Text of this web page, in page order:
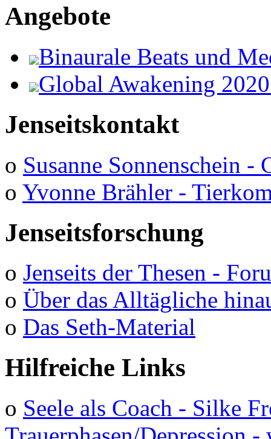
Angebote
Binaurale Beats und
Global Awakening
Jenseitskontakt
o Susanne Sonnenschein -
o Yvonne Brähler -
Jenseitsforschung
o Jenseits der Thesen -
o Über das Alltägliche
o Das Seth-Material
Hilfreiche Links
o Seele als Coach - Silke